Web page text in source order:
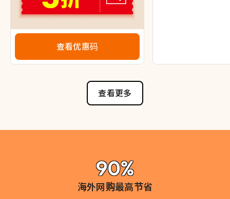
查看优惠码
查看更多
90%
海外网购最高节省